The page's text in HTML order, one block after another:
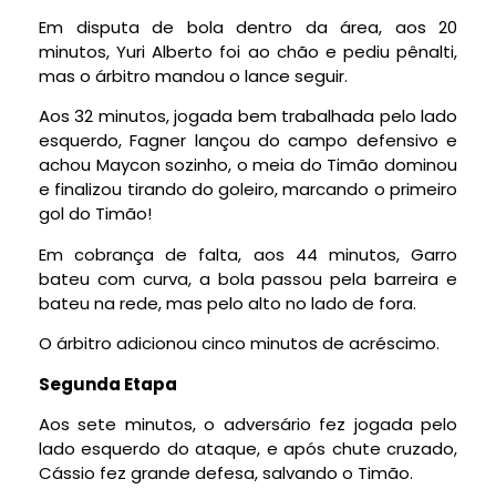
Em disputa de bola dentro da área, aos 20
minutos, Yuri Alberto foi ao chão e pediu pênalti,
mas o árbitro mandou o lance seguir.
Aos 32 minutos, jogada bem trabalhada pelo lado
esquerdo, Fagner lançou do campo defensivo e
achou Maycon sozinho, o meia do Timão dominou
e finalizou tirando do goleiro, marcando o primeiro
gol do Timão!
Em cobrança de falta, aos 44 minutos, Garro
bateu com curva, a bola passou pela barreira e
bateu na rede, mas pelo alto no lado de fora.
O árbitro adicionou cinco minutos de acréscimo.
Segunda Etapa
Aos sete minutos, o adversário fez jogada pelo
lado esquerdo do ataque, e após chute cruzado,
Cássio fez grande defesa, salvando o Timão.